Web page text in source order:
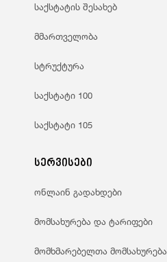
საქსტატის შესახებ
მმართველობა
სტრუქტურა
საქსტატი 100
საქსტატი 105
სერვისები
ონლაინ გადახდები
მომსახურება და ტარიფები
მომხმარებელთა მომსახურება